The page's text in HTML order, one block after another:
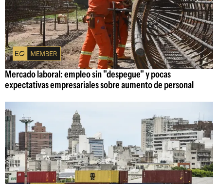
Mercado laboral: empleo sin "despegue" y pocas
expectativas empresariales sobre aumento de personal